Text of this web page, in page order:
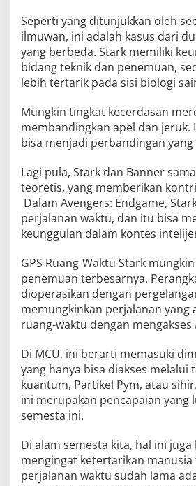
Seperti yang ditunjukkan oleh
ilmuwan, ini adalah kasus dari
yang berbeda. Stark memiliki
bidang teknik dan penemuan,
lebih tertarik pada sisi biologi
Mungkin tingkat kecerdasan
membandingkan apel dan jeruk.
bisa menjadi perbandingan yang
Lagi pula, Stark dan Banner
teoretis, yang memberikan
Dalam Avengers: Endgame,
perjalanan waktu, dan itu bisa
keunggulan dalam kontes
GPS Ruang-Waktu Stark
penemuan terbesarnya.
dioperasikan dengan
memungkinkan perjalanan yang
ruang-waktu dengan mengakses
Di MCU, ini berarti memasuki
yang hanya bisa diakses melalui
kuantum, Partikel Pym, atau
ini merupakan pencapaian yang
semesta ini.
Di alam semesta kita, hal ini juga
mengingat ketertarikan
perjalanan waktu sudah lama